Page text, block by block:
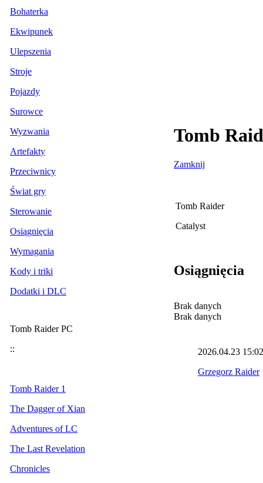
Bohaterka
Ekwipunek
Ulepszenia
Stroje
Pojazdy
Surowce
Wyzwania
Artefakty
Przeciwnicy
Świat gry
Sterowanie
Osiągnięcia
Wymagania
Kody i triki
Dodatki i DLC
Tomb Raider PC
::
Tomb Raider 1
The Dagger of Xian
Adventures of LC
The Last Revelation
Chronicles
Tomb
Zamknij
Tomb Raider
Catalyst
Osiągnięcia
Brak danych
Brak danych
2026.04.23 15:02
Grzegorz Raider